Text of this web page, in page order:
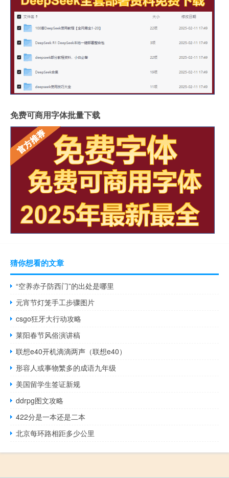
免费可商用字体批量下载
猜你想看的文章
“空养赤子防西门”的出处是哪里
元宵节灯笼手工步骤图片
csgo狂牙大行动攻略
莱阳春节风俗演讲稿
联想e40开机滴滴两声（联想e40）
形容人或事物繁多的成语九年级
美国留学生签证新规
ddrpg图文攻略
422分是一本还是二本
北京每环路相距多少公里